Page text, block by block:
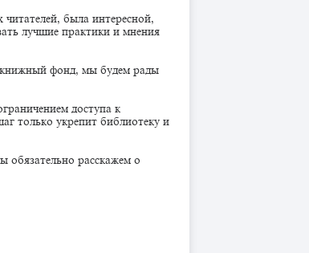
была интересной,
лучшие практики и мнения
книжный фонд, мы будем рады
доступа к
только укрепит библиотеку и
обязательно расскажем о